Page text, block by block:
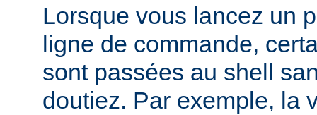
Lorsque vous lancez un
ligne de commande,
sont passées au shell
doutiez. Par exemple, la